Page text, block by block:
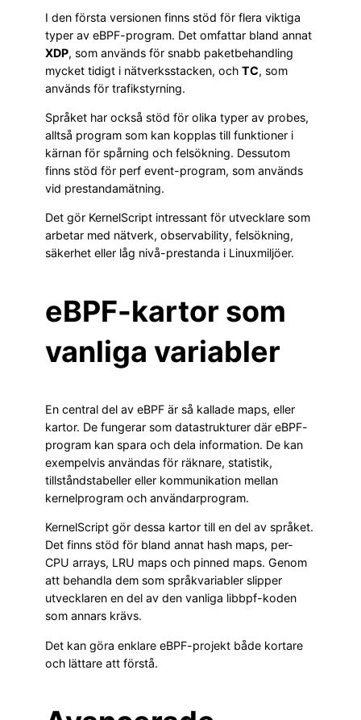
I den första versionen finns stöd för flera viktiga
typer av eBPF-program. Det omfattar bland annat
XDP, som används för snabb paketbehandling
mycket tidigt i nätverksstacken, och TC, som
används för trafikstyrning.
Språket har också stöd för olika typer av probes,
alltså program som kan kopplas till funktioner i
kärnan för spårning och felsökning. Dessutom
finns stöd för perf event-program, som används
vid prestandamätning.
Det gör KernelScript intressant för utvecklare som
arbetar med nätverk, observability, felsökning,
säkerhet eller låg nivå-prestanda i Linuxmiljöer.
eBPF-kartor som
vanliga variabler
En central del av eBPF är så kallade maps, eller
kartor. De fungerar som datastrukturer där eBPF-
program kan spara och dela information. De kan
exempelvis användas för räknare, statistik,
tillståndstabeller eller kommunikation mellan
kernelprogram och användarprogram.
KernelScript gör dessa kartor till en del av språket.
Det finns stöd för bland annat hash maps, per-
CPU arrays, LRU maps och pinned maps. Genom
att behandla dem som språkvariabler slipper
utvecklaren en del av den vanliga libbpf-koden
som annars krävs.
Det kan göra enklare eBPF-projekt både kortare
och lättare att förstå.